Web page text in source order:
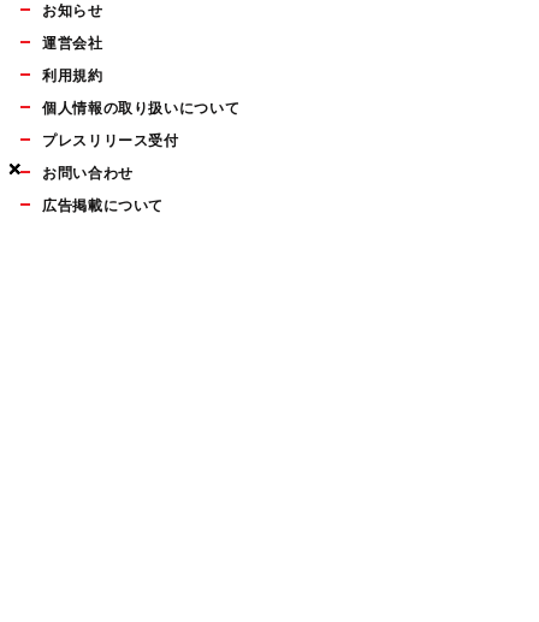
×
×
×
お知らせ
運営会社
利用規約
個人情報の取り扱いについて
プレスリリース受付
お問い合わせ
広告掲載について